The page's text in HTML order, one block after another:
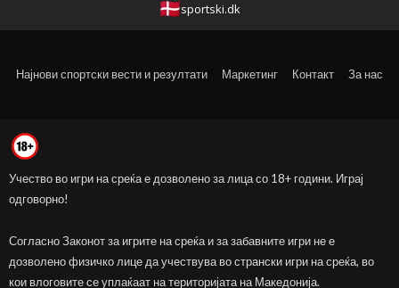
sportski.dk
Најнови спортски вести и резултати Маркетинг Контакт За нас
Учество во игри на среќа е дозволено за лица со 18+ години. Играј
одговорно!
Согласно Законот за игрите на среќа и за забавните игри не е
дозволено физичко лице да учествува во странски игри на среќа, во
кои влоговите се уплаќаат на територијата на Македонија.